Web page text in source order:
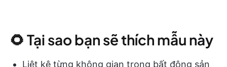
🌻 Tại sao bạn sẽ thích mẫu này
Liệt kê từng không gian trong bất động sản